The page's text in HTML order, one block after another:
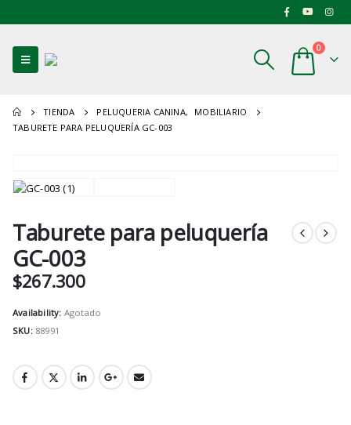
0
TIENDA PELUQUERIA CANINA,
MOBILIARIO
TABURETE PARA PELUQUERÍA GC-003
Taburete para peluquería
GC-003
$267.300
Availability: Agotado
SKU: 88991